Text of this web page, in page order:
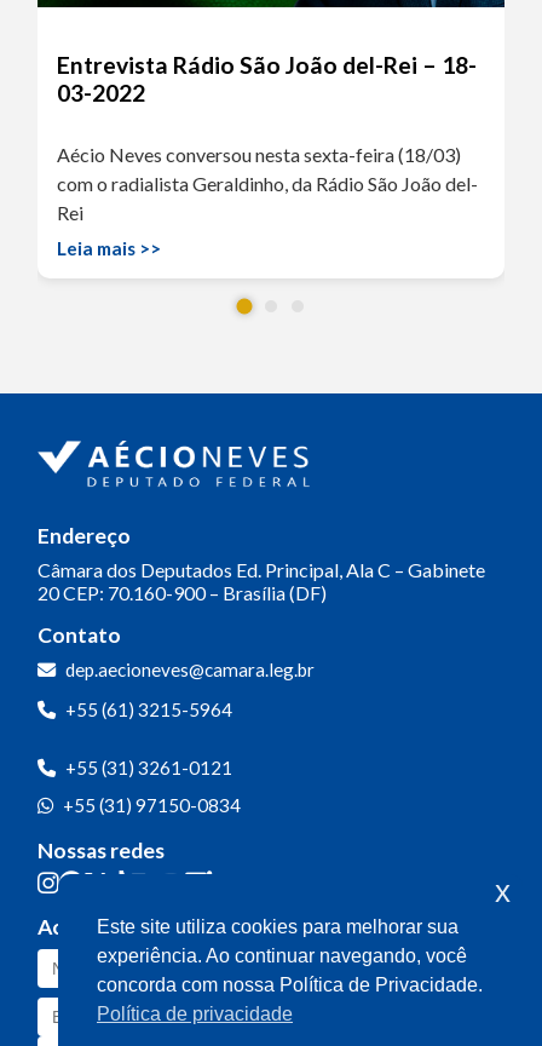
Entrevista Rádio São João del-Rei – 18-
03-2022
Aécio Neves conversou nesta sexta-feira (18/03)
com o radialista Geraldinho, da Rádio São João del-
Rei
Leia mais >>
Endereço
Câmara dos Deputados Ed. Principal, Ala C – Gabinete
20CEP: 70.160-900 – Brasília (DF)
Contato
dep.aecioneves@camara.leg.br
+55 (61) 3215-5964
+55 (31) 3261-0121
+55 (31) 97150-0834
Nossas redes
Acompanhe o meu mandato
Este site utiliza cookies para melhorar sua
experiência. Ao continuar navegando, você
concorda com nossa Política de Privacidade.
Política de privacidade
x